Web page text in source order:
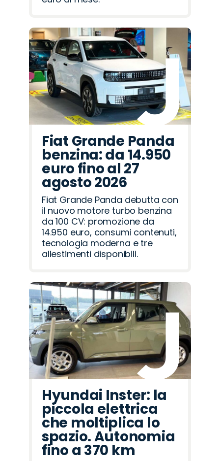
Fiat Grande Panda
benzina: da 14.950
euro fino al 27
agosto 2026
Fiat Grande Panda debutta con
il nuovo motore turbo benzina
da 100 CV: promozione da
14.950 euro, consumi contenuti,
tecnologia moderna e tre
allestimenti disponibili.
Hyundai Inster: la
piccola elettrica
che moltiplica lo
spazio. Autonomia
fino a 370 km